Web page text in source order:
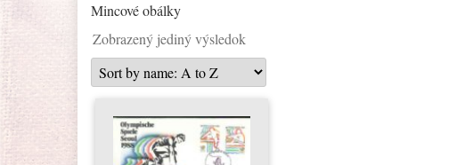
Mincové obálky
Zobrazený jediný výsledok